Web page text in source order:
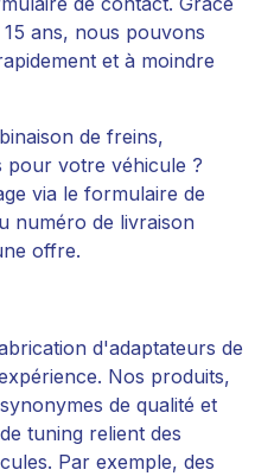
ans, nous pouvons
et à moindre
de freins,
pour votre véhicule ?
via le formulaire de
numéro de livraison
offre.
d'adaptateurs de
Nos produits,
de qualité et
tuning relient des
Par exemple, des